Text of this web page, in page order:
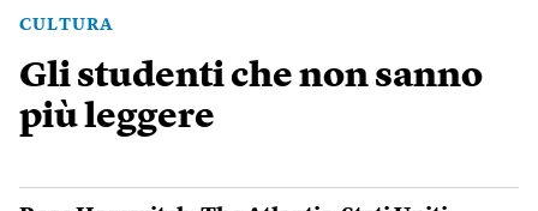
CULTURA
Gli studenti che non sanno
più leggere